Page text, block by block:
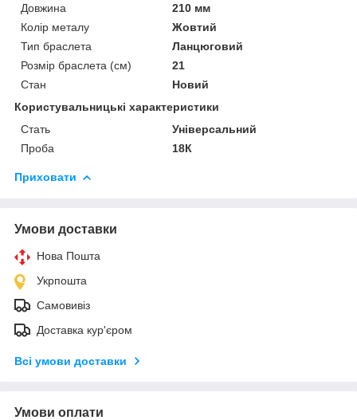
Довжина
210 мм
Колір металу
Жовтий
Тип браслета
Ланцюговий
Розмір браслета (см)
21
Стан
Новий
Користувальницькі характеристики
Стать
Універсальний
Проба
18К
Приховати
Умови доставки
Нова Пошта
Укрпошта
Самовивіз
Доставка кур'єром
Всі умови доставки
Умови оплати